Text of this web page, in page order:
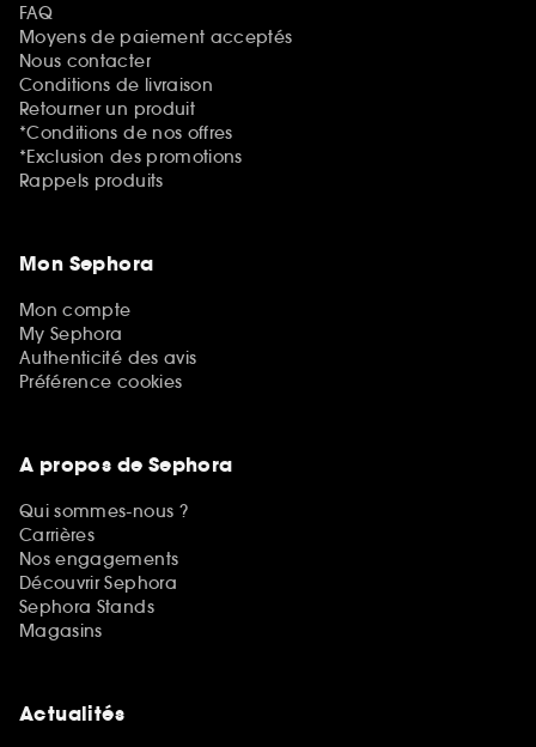
FAQ
Moyens de paiement acceptés
Nous contacter
Conditions de livraison
Retourner un produit
*Conditions de nos offres
*Exclusion des promotions
Rappels produits
Mon Sephora
Mon compte
My Sephora
Authenticité des avis
Préférence cookies
A propos de Sephora
Qui sommes-nous ?
Carrières
Nos engagements
Découvrir Sephora
Sephora Stands
Magasins
Actualités